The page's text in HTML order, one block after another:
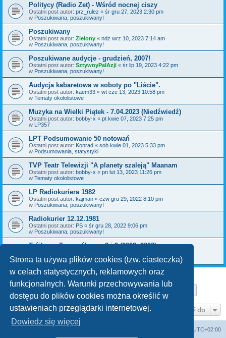
Strona ta używa plików cookies (tzw. ciasteczka)
w celach statystycznych, reklamowych oraz
funkcjonalnych. Warunki przechowywania lub
dostępu do plików cookies można określić w
ustawieniach przeglądarki internetowej.
Dowiedz się więcej
Politycy (Radio Zet) - Wśród nocnej ciszy
Ostatni post autor: prz_rulez « śr gru 27, 2023 2:30 pm
w Poszukiwana, poszukiwany!
Poszukiwany
Ostatni post autor: Zielony « ndz wrz 10, 2023 7:14 am
w Poszukiwana, poszukiwany!
Poszukiwane audycje - grudzień, 2007!
Ostatni post autor: SztywnyPalAzji « śr lip 19, 2023 4:22 pm
w Poszukiwana, poszukiwany!
Audycja kabaretowa w soboty po "Liście".
Ostatni post autor: kaem33 « wt cze 13, 2023 10:58 pm
w Tematy okołolistowe
Muzyka na Wielki Piątek - 7.04.2023 (Niedźwiedź)
Ostatni post autor: bobby-x « pt kwie 07, 2023 7:25 pm
w LP357
LPT Podsumowanie 50 notowań
Ostatni post autor: Konrad « sob kwie 01, 2023 5:33 pm
w Podsumowania, statystyki
TVP Teatr Telewizji "A planety szaleją" Maanam
Ostatni post autor: bobby-x « pn lut 13, 2023 11:26 pm
w Tematy okołolistowe
LP Radiokuriera 1982
Ostatni post autor: kajman « czw gru 29, 2022 8:10 pm
w Poszukiwana, poszukiwany!
Radiokurier 12.12.1981
Ostatni post autor: PS « śr gru 28, 2022 9:06 pm
w Poszukiwana, poszukiwany!
Trójkowy Top ogólny nr 8 i 9 (2002, 2003)
w Poszukiwana, poszukiwany!
Znaleziono 709 wyników Strona 1z 29
3
Przejdź do
UTC+02:00